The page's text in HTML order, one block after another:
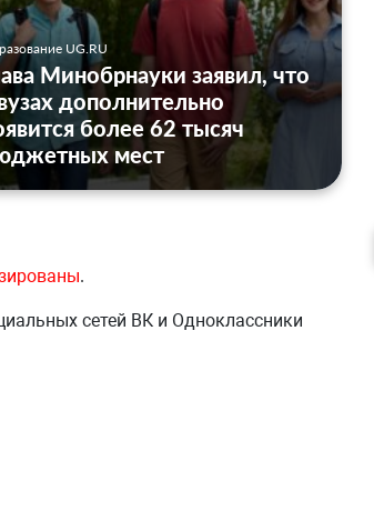
UG.RU
Минобрнауки заявил, что
дополнительно
более 62 тысяч
мест
.
сетей ВК и Одноклассники